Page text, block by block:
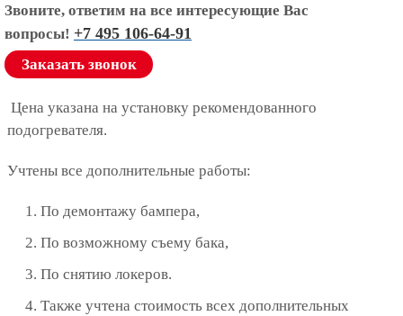
Звоните, ответим на все интересующие Вас
вопросы! +7 495 106-64-91
Заказать звонок
Цена указана на установку рекомендованного
подогревателя.
Учтены все дополнительные работы:
По демонтажу бампера,
По возможному съему бака,
По снятию локеров.
Также учтена стоимость всех дополнительных